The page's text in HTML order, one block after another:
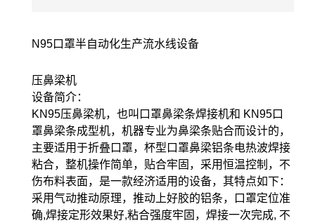
N95口罩半自动化生产流水线设备
压鼻梁机
设备简介：
KN95压鼻梁机，也叫口罩鼻梁条焊接机和 KN95口
罩鼻梁条成型机，机器专业为鼻梁条贴合而设计的，
主要适用于折叠口罩，杯型口罩鼻梁铝条电热波焊接
粘合，整机操作简单，贴合牢固，采用恒温控制，不
伤布料表面，是一款经济适用的设备，其特点如下：
采用气动推动原理，推动上好胶的铝条，口罩定位准
确,焊接定形效果好,粘合强度牢固，焊接一次完成, 不